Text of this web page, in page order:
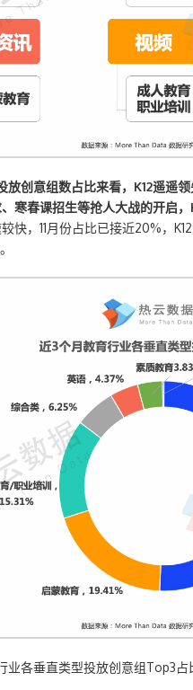
放创意组数占比来看，K12遥遥
寒春课招生等抢人大战的开启，
快，11月份占比已接近20%，
各垂直类型投放创意组Top3占